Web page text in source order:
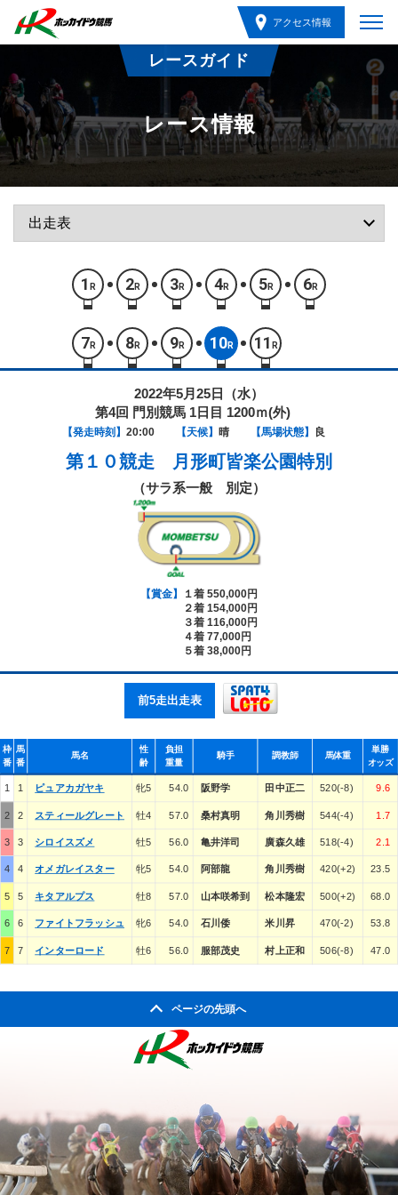
アクセス情報
レースガイド
レース情報
1 R 2R 3R 4R 5R 6R
7 R 8R 9R 10R 11 R
2022年5月25日（水）
第4回 門別競馬 1日目 1200ｍ(外)
【発走時刻】 20:00 【天候】 晴 【馬場状態】 良
第１０競走 月形町皆楽公園特別
（サラ系一般 別定）
【賞金】
１着 550,000円
２着 154,000円
３着 116,000円
４着 77,000円
５着 38,000円
前5走出走表
枠
番
馬
番
馬名
性
齢
負担
重量
騎手 調教師 馬体重
単勝
オッズ
1 1 ピュアカガヤキ 牝5 54.0 阪野学 田中正二 520(-8) 9.6
2 2 スティールグレート 牡4 57.0 桑村真明 角川秀樹 544(-4) 1.7
3 3 シロイスズメ 牡5 56.0 亀井洋司 廣森久雄 518(-4) 2.1
4 4 オメガレイスター 牝5 54.0 阿部龍 角川秀樹 420(+2) 23.5
5 5 キタアルプス 牡8 57.0 山本咲希到 松本隆宏 500(+2) 68.0
6 6 ファイトフラッシュ 牝6 54.0 石川倭 米川昇 470(-2) 53.8
7 7 インターロード 牡6 56.0 服部茂史 村上正和 506(-8) 47.0
ページの先頭へ